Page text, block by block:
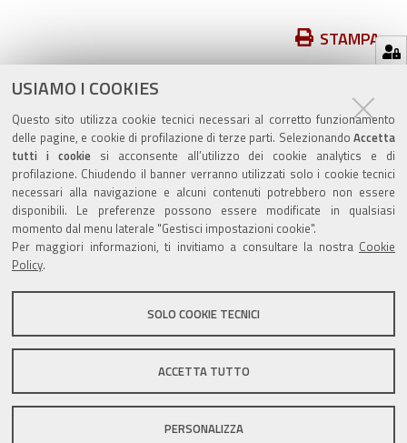
USIAMO I COOKIES
Questo sito utilizza cookie tecnici necessari al corretto funzionamento
delle pagine, e cookie di profilazione di terze parti. Selezionando Accetta
tutti i cookiesi acconsente all’utilizzo dei cookie analytics e di
profilazione. Chiudendo il banner verranno utilizzati solo i cookie tecnici
necessari alla navigazione e alcuni contenuti potrebbero non essere
disponibili. Le preferenze possono essere modificate in qualsiasi
momento dal menu laterale "Gestisci impostazioni cookie".
Per maggiori informazioni, ti invitiamo a consultare la nostra Cookie
Policy.
SOLO COOKIE TECNICI
ACCETTA TUTTO
PERSONALIZZA
sul
documento
STAMPA
ultima modifica
Valuta questo sito
Sito istituzionale Comune di Zola Predosa
Privacy policy|DPO|Accessibilità